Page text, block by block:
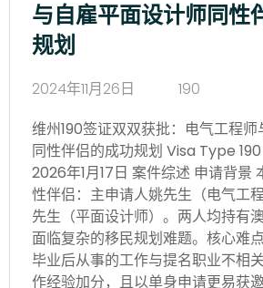
与自雇平面设计师同性
规划
2024年11月26日
190
维州190签证双双获批：电气工程
同性伴侣的成功规划 Visa Type
2026年1月17日 案件综述 申请背景
性伴侣：主申请人姚先生（电气工
先生（平面设计师）。两人均持有
面临复杂的移民规划难题。核心难
毕业后从事的工作与提名职业不相
作经验加分，且以单身申请更易获